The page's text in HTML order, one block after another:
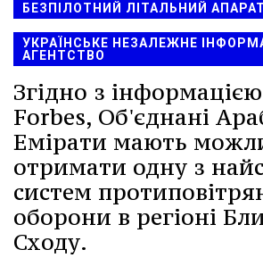
БЕЗПІЛОТНИЙ ЛІТАЛЬНИЙ АПАРАТ
УКРАЇНСЬКЕ НЕЗАЛЕЖНЕ
АГЕНТСТВО
Згідно з інформацією
Forbes, Об'єднані
Емірати мають
отримати одну з
систем
оборони в регіоні
Сходу.